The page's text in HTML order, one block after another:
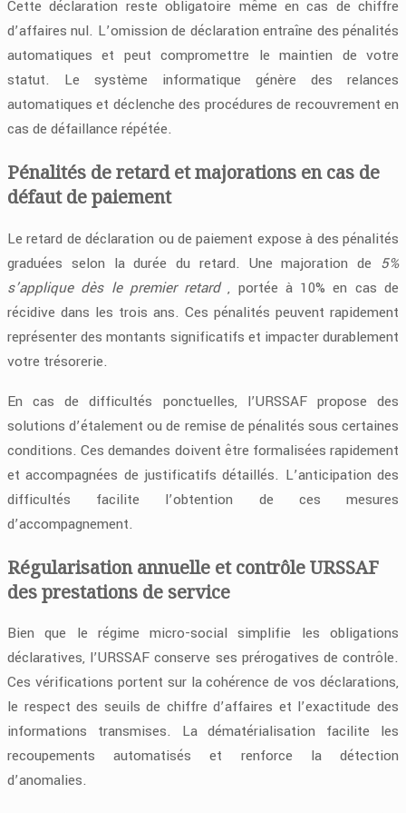
Cette déclaration reste obligatoire même en cas de chiffre
d’affaires nul. L’omission de déclaration entraîne des pénalités
automatiques et peut compromettre le maintien de votre
statut. Le système informatique génère des relances
automatiques et déclenche des procédures de recouvrement en
cas de défaillance répétée.
Pénalités de retard et majorations en cas de
défaut de paiement
Le retard de déclaration ou de paiement expose à des pénalités
graduées selon la durée du retard. Une majoration de 5%
s’applique dès le premier retard, portée à 10% en cas de
récidive dans les trois ans. Ces pénalités peuvent rapidement
représenter des montants significatifs et impacter durablement
votre trésorerie.
En cas de difficultés ponctuelles, l’URSSAF propose des
solutions d’étalement ou de remise de pénalités sous certaines
conditions. Ces demandes doivent être formalisées rapidement
et accompagnées de justificatifs détaillés. L’anticipation des
difficultés facilite l’obtention de ces mesures
d’accompagnement.
Régularisation annuelle et contrôle URSSAF
des prestations de service
Bien que le régime micro-social simplifie les obligations
déclaratives, l’URSSAF conserve ses prérogatives de contrôle.
Ces vérifications portent sur la cohérence de vos déclarations,
le respect des seuils de chiffre d’affaires et l’exactitude des
informations transmises. La dématérialisation facilite les
recoupements automatisés et renforce la détection
d’anomalies.